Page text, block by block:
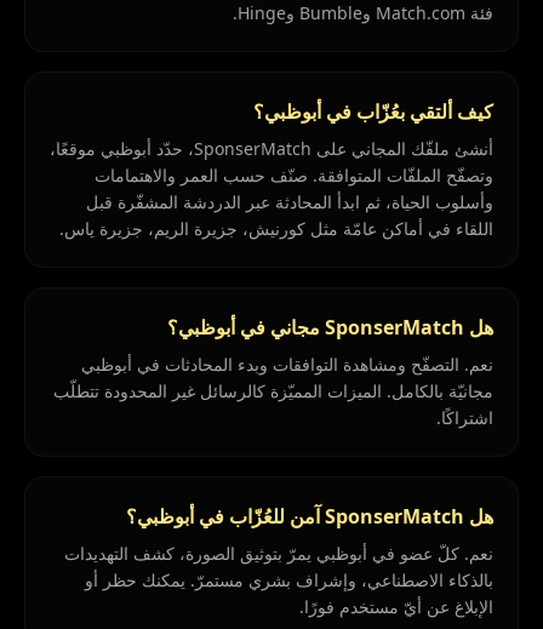
فئة Match.com وBumble وHinge.
كيف ألتقي بعُزّاب في أبوظبي؟
أنشئ ملفّك المجاني على SponserMatch، حدّد أبوظبي موقعًا،
وتصفّح الملفّات المتوافقة. صنّف حسب العمر والاهتمامات
وأسلوب الحياة، ثم ابدأ المحادثة عبر الدردشة المشفّرة قبل
اللقاء في أماكن عامّة مثل كورنيش، جزيرة الريم، جزيرة ياس.
هل SponserMatch مجاني في أبوظبي؟
نعم. التصفّح ومشاهدة التوافقات وبدء المحادثات في أبوظبي
مجانيّة بالكامل. الميزات المميّزة كالرسائل غير المحدودة تتطلّب
اشتراكًا.
هل SponserMatch آمن للعُزّاب في أبوظبي؟
نعم. كلّ عضو في أبوظبي يمرّ بتوثيق الصورة، كشف التهديدات
بالذكاء الاصطناعي، وإشراف بشري مستمرّ. يمكنك حظر أو
الإبلاغ عن أيّ مستخدم فورًا.